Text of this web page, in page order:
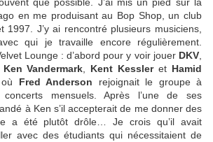
en me produisant au Bop Shop, un club
1997. J’y ai rencontré plusieurs musiciens,
qui je travaille encore régulièrement.
Lounge : d’abord pour y voir jouer DKV
Ken Vandermark Kent Kessleret Hamid
où Fred Anderson rejoignait le groupe à
concerts mensuels. Après l’une de ses
à Ken s’il accepterait de me donner des
a été plutôt drôle… Je crois qu’il avait
avec des étudiants qui nécessitaient de